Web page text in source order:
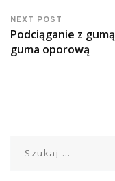
NEXT POST
Podciąganie z
guma oporową